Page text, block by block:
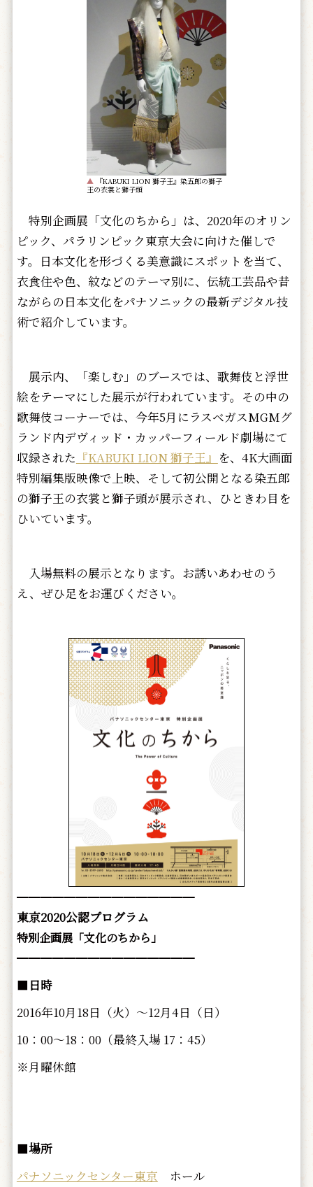
▲ 『KABUKI LION 獅子王』染五郎の獅子
王の衣裳と獅子頭
特別企画展「文化のちから」は、2020年のオリン
ピック、パラリンピック東京大会に向けた催しで
す。日本文化を形づくる美意識にスポットを当て、
衣食住や色、紋などのテーマ別に、伝統工芸品や昔
ながらの日本文化をパナソニックの最新デジタル技
術で紹介しています。
展示内、「楽しむ」のブースでは、歌舞伎と浮世
絵をテーマにした展示が行われています。その中の
歌舞伎コーナーでは、今年5月にラスベガスMGMグ
ランド内デヴィッド・カッパーフィールド劇場にて
収録された 『KABUKI LION 獅子王』 を、4K大画面
特別編集版映像で上映、そして初公開となる染五郎
の獅子王の衣裳と獅子頭が展示され、ひときわ目を
ひいています。
入場無料の展示となります。お誘いあわせのう
え、ぜひ足をお運びください。
━━━━━━━━━━━━━━━
東京2020公認プログラム
特別企画展「文化のちから」
━━━━━━━━━━━━━━━
■ 日時
2016年10月18日（火）～12月4日（日）
10：00～18：00（最終入場 17：45）
※月曜休館
■場所
パナソニックセンター東京 ホール